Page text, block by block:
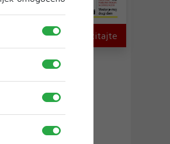
U novom broju pročitajte